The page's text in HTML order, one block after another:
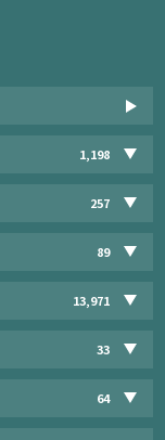
1,198
257
89
13,971
33
64